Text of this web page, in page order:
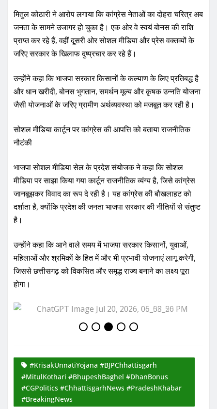
मितुल कोठारी ने आरोप लगाया कि कांग्रेस नेताओं का दोहरा चरित्र अब
जनता के सामने उजागर हो चुका है। एक ओर वे स्वयं बोनस की राशि
प्राप्त कर रहे हैं, वहीं दूसरी ओर सोशल मीडिया और प्रेस वक्तव्यों के
जरिए सरकार के खिलाफ दुष्प्रचार कर रहे हैं।
उन्होंने कहा कि भाजपा सरकार किसानों के कल्याण के लिए प्रतिबद्ध है
और धान खरीदी, बोनस भुगतान, समर्थन मूल्य और कृषक उन्नति योजना
जैसी योजनाओं के जरिए ग्रामीण अर्थव्यवस्था को मजबूत कर रही है।
सोशल मीडिया कार्टून पर कांग्रेस की आपत्ति को बताया राजनीतिक
नौटंकी
भाजपा सोशल मीडिया सेल के प्रदेश संयोजक ने कहा कि सोशल
मीडिया पर साझा किया गया कार्टून राजनीतिक व्यंग्य है, जिसे कांग्रेस
जानबूझकर विवाद का रूप दे रही है। यह कांग्रेस की बौखलाहट को
दर्शाता है, क्योंकि प्रदेश की जनता भाजपा सरकार की नीतियों से संतुष्ट
है।
उन्होंने कहा कि आने वाले समय में भाजपा सरकार किसानों, युवाओं,
महिलाओं और श्रमिकों के हित में और भी प्रभावी योजनाएं लागू करेगी,
जिससे छत्तीसगढ़ को विकसित और समृद्ध राज्य बनाने का लक्ष्य पूरा
होगा।
#KrisakUnnatiYojana #BJPChhattisgarh
#MitulKothari #BhupeshBaghel #DhanBonus
#CGPolitics #ChhattisgarhNews #PradeshKhabar
#BreakingNews